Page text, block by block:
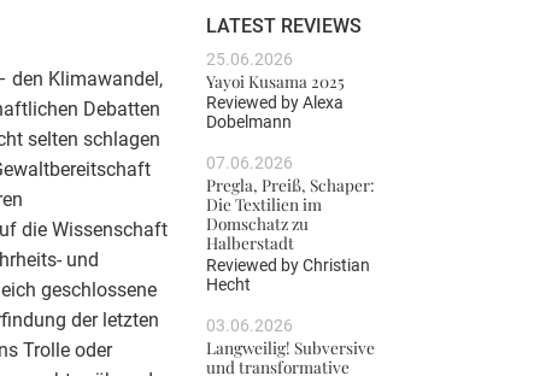
den Klimawandel,
Debatten
selten schlagen
die Wissenschaft
und
geschlossene
der letzten
Trolle oder
LATEST REVIEWS
25.06.2026
Yayoi Kusama 2025
Reviewed byAlexa
Dobelmann
07.06.2026
Pregla, Preiß, Schaper:
Die Textilien im
Domschatz zu
Halberstadt
Reviewed byChristian
Hecht
03.06.2026
Langweilig! Subversive
und transformative